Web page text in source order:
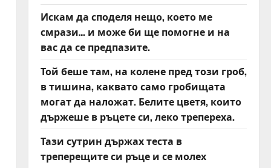
Искам да споделя нещо, което ме
смрази… и може би ще помогне и на
вас да се предпазите.
Той беше там, на колене пред този гроб,
в тишина, каквато само гробищата
могат да наложат. Белите цветя, които
държеше в ръцете си, леко трепереха.
Тази сутрин държах теста в
треперещите си ръце и се молех